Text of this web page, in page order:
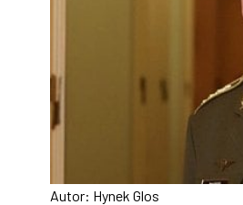
Autor: Hynek Glos